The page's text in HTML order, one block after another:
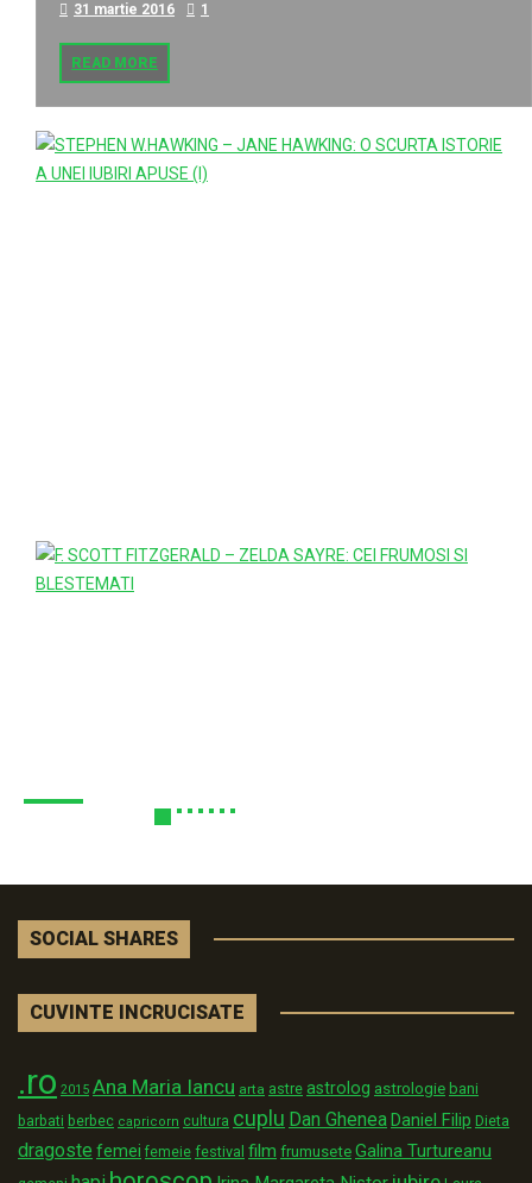
31 martie 2016 1
READ MORE
SOCIAL SHARES
CUVINTE INCRUCISATE
.ro 2015 Ana Maria Iancu arta astre astrolog astrologie bani
barbati berbec capricorn cultura cuplu Dan GheneaDaniel Filip Dieta
dragoste femei femeie festival film frumusete Galina Turtureanu